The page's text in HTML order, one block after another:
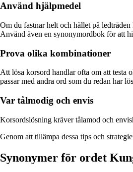
Använd hjälpmedel
Om du fastnar helt och hållet på
Använd även en synonymordbok för att
Prova olika kombinationer
Att lösa korsord handlar ofta om att testa
passar med andra ord som du redan har
Var tålmodig och envis
Korsordslösning kräver tålamod och
Genom att tillämpa dessa tips och
Synonymer för ordet